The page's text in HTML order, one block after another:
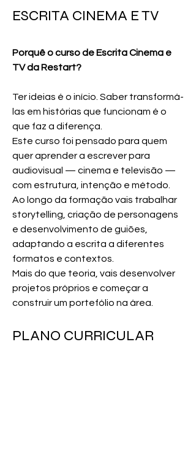
ESCRITA CINEMA E TV
Porquê o curso de Escrita Cinema e
TV da Restart?
Ter ideias é o início. Saber transformá-
las em histórias que funcionam é o
que faz a diferença.
Este curso foi pensado para quem
quer aprender a escrever para
audiovisual — cinema e televisão —
com estrutura, intenção e método.
Ao longo da formação vais trabalhar
storytelling, criação de personagens
e desenvolvimento de guiões,
adaptando a escrita a diferentes
formatos e contextos.
Mais do que teoria, vais desenvolver
projetos próprios e começar a
construir um portefólio na área.
PLANO CURRICULAR